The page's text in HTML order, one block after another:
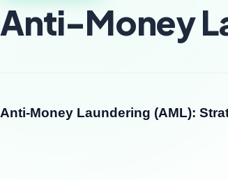
Anti-Money
Anti-Money Laundering (AML):